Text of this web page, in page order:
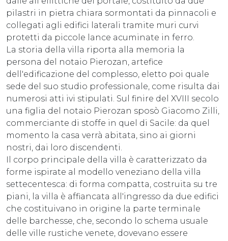
pilastri in pietra chiara sormontati da pinnacoli e
collegati agli edifici laterali tramite muri curvi
protetti da piccole lance acuminate in ferro.
La storia della villa riporta alla memoria la
persona del notaio Pierozan, artefice
dell'edificazione del complesso, eletto poi quale
sede del suo studio professionale, come risulta dai
numerosi atti ivi stipulati. Sul finire del XVIII secolo
una figlia del notaio Pierozan sposò Giacomo Zilli,
commerciante di stoffe in quel di Sacile: da quel
momento la casa verrà abitata, sino ai giorni
nostri, dai loro discendenti.
Il corpo principale della villa è caratterizzato da
forme ispirate al modello veneziano della villa
settecentesca: di forma compatta, costruita su tre
piani, la villa è affiancata all'ingresso da due edifici
che costituivano in origine la parte terminale
delle barchesse, che, secondo lo schema usuale
delle ville rustiche venete, dovevano essere